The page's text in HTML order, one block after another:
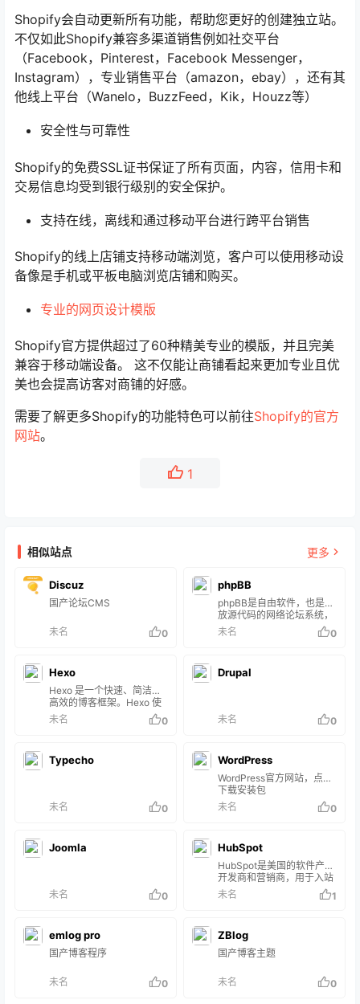
Shopify会自动更新所有功能，帮助您更好的创建独立站。
不仅如此Shopify兼容多渠道销售例如社交平台
（Facebook，Pinterest，Facebook Messenger，
Instagram），专业销售平台（amazon，ebay），还有其
他线上平台（Wanelo，BuzzFeed，Kik，Houzz等）
安全性与可靠性
Shopify的免费SSL证书保证了所有页面，内容，信用卡和
交易信息均受到银行级别的安全保护。
支持在线，离线和通过移动平台进行跨平台销售
Shopify的线上店铺支持移动端浏览，客户可以使用移动设
备像是手机或平板电脑浏览店铺和购买。
专业的网页设计模版
Shopify官方提供超过了60种精美专业的模版，并且完美
兼容于移动端设备。 这不仅能让商铺看起来更加专业且优
美也会提高访客对商铺的好感。
需要了解更多Shopify的功能特色可以前往Shopify的官方
网站。
1
相似站点 更多
Discuz
国产论坛CMS
未名 0
phpBB
phpBB是自由软件，也是开
放源代码的网络论坛系统，
使用PHP作为程式语言，并
支持如MySQL、
料库。 phpBB中文社区：
金森（James Atkinson）
在2000年6月17日创设
Cod…
未名 0
Hexo
Hexo 是一个快速、简洁且
高效的博客框架。Hexo 使
用 Markdown（或其他渲染
引擎）解析文章，在几秒
未名 0
Drupal
未名 0
Typecho
未名 0
WordPress
WordPress官方网站，点击
下载安装包
未名
0
Joomla
未名 0
HubSpot
HubSpot是美国的软件产品
开发商和营销商，用于入站
营销，销售和客户服务。
Hubspot由Brian Halligan
为客户关系管理，社交媒体
营销，内容管理，潜在客户
优化，实时聊天和客户支持
提供工具。 HubSpot官网
未名 1
emlog pro
国产博客程序
未名 0
ZBlog
国产博客主题
未名 0